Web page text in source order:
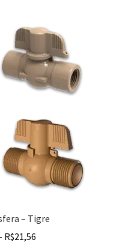
– Tigre
R$21,56